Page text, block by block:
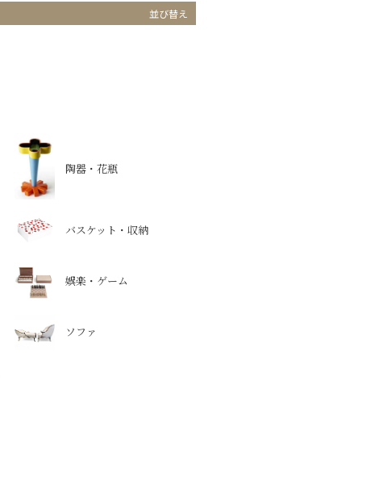
並び替え
陶器・花瓶
バスケット・収納
娯楽・ゲーム
ソファ